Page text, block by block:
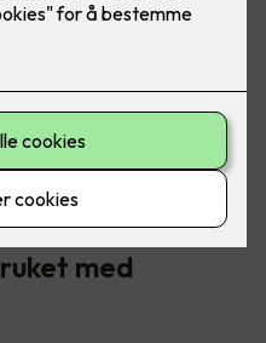
kontroll på
Dette kan du enkelt
med